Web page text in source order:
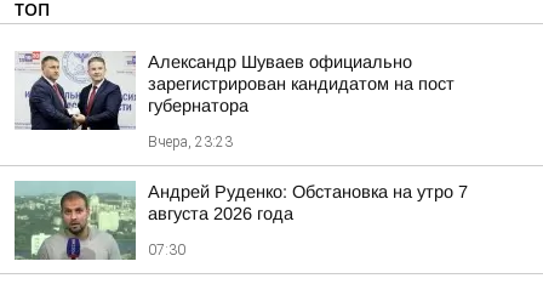
ТОП
Александр Шуваев официально
зарегистрирован кандидатом на пост
губернатора
Вчера, 23:23
Андрей Руденко: Обстановка на утро 7
августа 2026 года
07:30